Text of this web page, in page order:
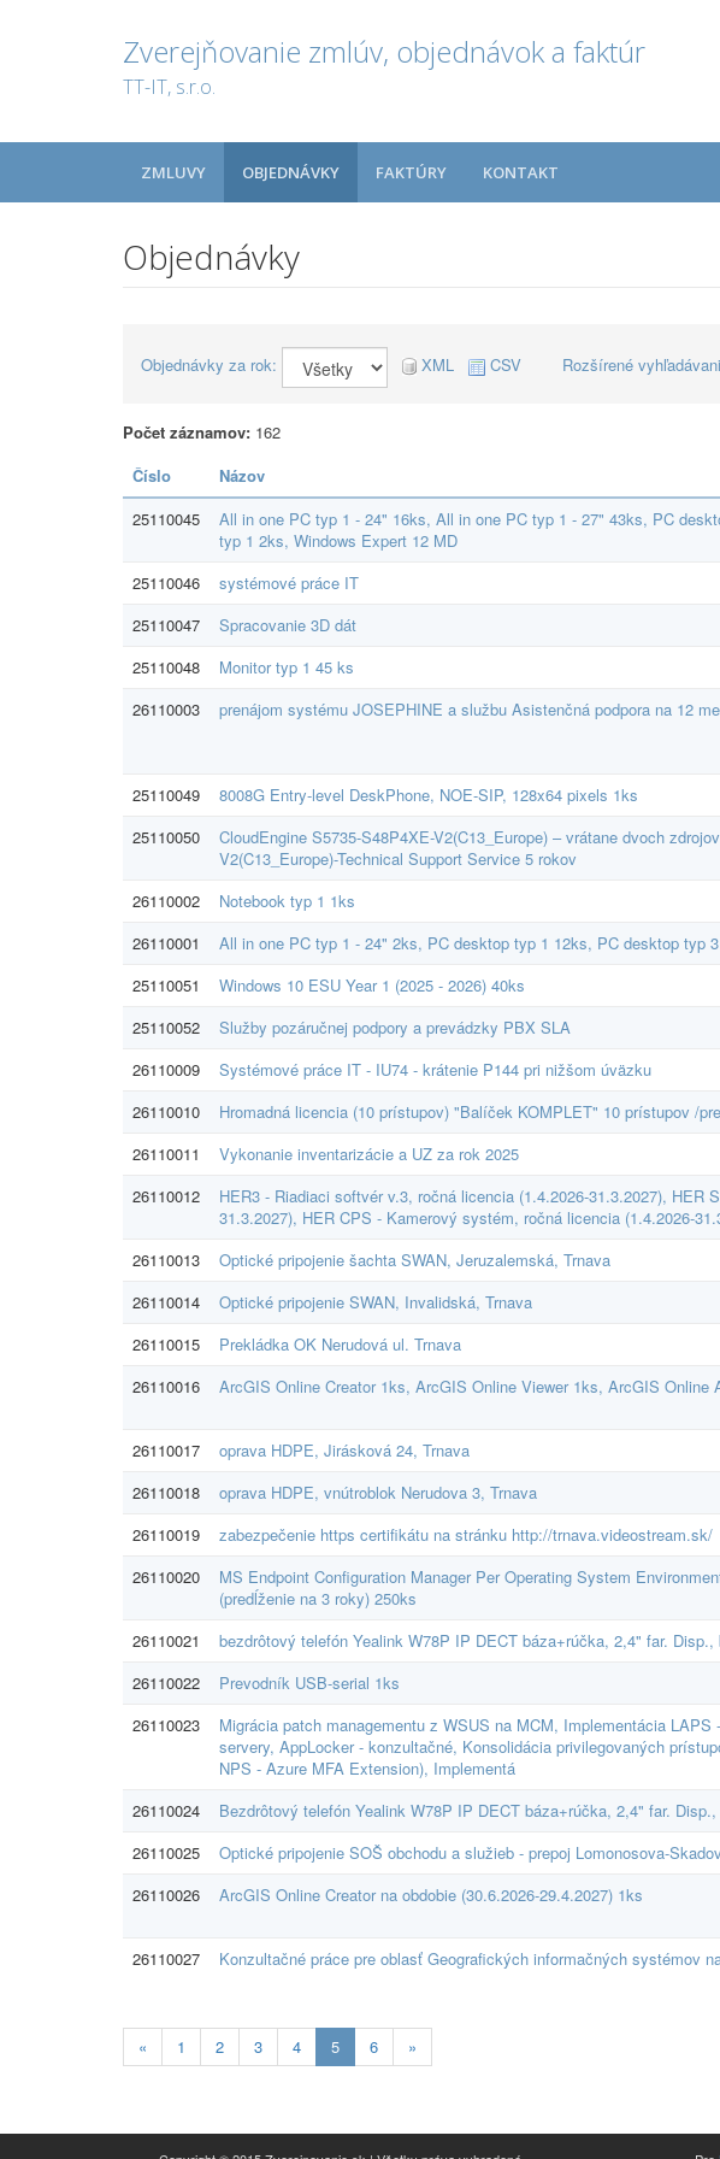
Zverejňovanie zmlúv, objednávok a faktúr
TT-IT, s.r.o.
ZMLUVY OBJEDNÁVKY FAKTÚRY KONTAKT
Objednávky
Objednávky za rok: XML CSV Rozšírené
Počet záznamov: 162
Číslo
Názov
25110045
All in one PC typ 1 - 24" 16ks, All in one PC typ 1 - 27" 43ks, PC
typ 1 2ks, Windows Expert 12 MD
25110046 systémové práce IT
25110047
Spracovanie 3D dát
25110048
Monitor typ 1 45 ks
26110003
prenájom systému JOSEPHINE a službu Asistenčná podpora na 12
25110049 8008G Entry-level DeskPhone, NOE-SIP, 128x64 pixels 1ks
25110050
CloudEngine S5735-S48P4XE-V2(C13_Europe) – vrátane dvoch
V2(C13_Europe)-Technical Support Service 5 rokov
26110002 Notebook typ 1 1ks
26110001
All in one PC typ 1 - 24" 2ks, PC desktop typ 1 12ks, PC desktop typ
25110051
Windows 10 ESU Year 1 (2025 - 2026) 40ks
25110052
Služby pozáručnej podpory a prevádzky PBX SLA
26110009
Systémové práce IT - IU74 - krátenie P144 pri nižšom úväzku
26110010
Hromadná licencia (10 prístupov) "Balíček KOMPLET" 10 prístupov /
26110011
Vykonanie inventarizácie a UZ za rok 2025
26110012
HER3 - Riadiaci softvér v.3, ročná licencia (1.4.2026-31.3.2027), HER
31.3.2027), HER CPS - Kamerový systém, ročná licencia (1.4.2026-
26110013 Optické pripojenie šachta SWAN, Jeruzalemská, Trnava
26110014
Optické pripojenie SWAN, Invalidská, Trnava
26110015
Prekládka OK Nerudová ul. Trnava
26110016
ArcGIS Online Creator 1ks, ArcGIS Online Viewer 1ks, ArcGIS Online
26110017 oprava HDPE, Jirásková 24, Trnava
26110018
oprava HDPE, vnútroblok Nerudova 3, Trnava
26110019
zabezpečenie https certifikátu na stránku http://trnava.videostream.sk/
26110020
MS Endpoint Configuration Manager Per Operating System
(predĺženie na 3 roky) 250ks
26110021 bezdrôtový telefón Yealink W78P IP DECT báza+rúčka, 2,4" far.
26110022
Prevodník USB-serial 1ks
26110023
Migrácia patch managementu z WSUS na MCM, Implementácia
servery, AppLocker - konzultačné, Konsolidácia privilegovaných
NPS - Azure MFA Extension), Implementá
26110024 Bezdrôtový telefón Yealink W78P IP DECT báza+rúčka, 2,4" far.
26110025
Optické pripojenie SOŠ obchodu a služieb - prepoj Lomonosova-
26110026
ArcGIS Online Creator na obdobie (30.6.2026-29.4.2027) 1ks
26110027 Konzultačné práce pre oblasť Geografických informačných systémov
« 1 2 3 4 5Aktuálna
stránka
6 »